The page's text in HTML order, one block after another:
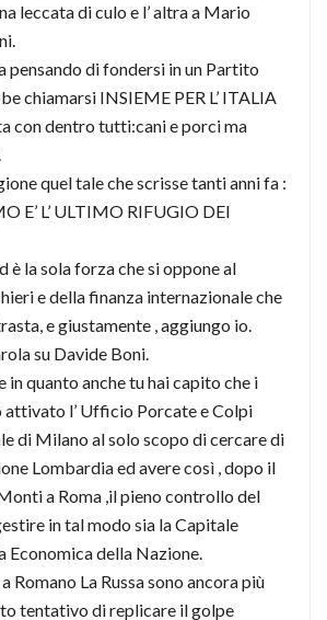
leccata di culo e l’ altra a Mario
pensando di fondersi in un Partito
chiamarsi INSIEME PER L’ ITALIA
con dentro tutti:cani e porci ma
quel tale che scrisse tanti anni fa :
E’ L’ ULTIMO RIFUGIO DEI
è la sola forza che si oppone al
e della finanza internazionale che
e giustamente , aggiungo io.
su Davide Boni.
in quanto anche tu hai capito che i
l’ Ufficio Porcate e Colpi
di Milano al solo scopo di cercare di
Lombardia ed avere così , dopo il
a Roma ,il pieno controllo del
in tal modo sia la Capitale
Economica della Nazione.
Romano La Russa sono ancora più
tentativo di replicare il golpe